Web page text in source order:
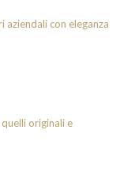
aziendali con eleganza
originali e